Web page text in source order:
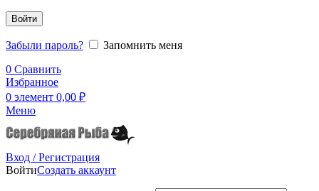
Войти
Забыли пароль?
Запомнить меня
0 Сравнить
Избранное
0 элемент 0,00 ₽
Меню
Вход / Регистрация
ВойтиСоздать аккаунт